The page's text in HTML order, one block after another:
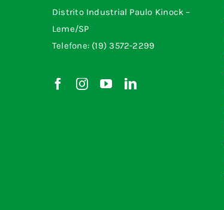
Distrito Industrial Paulo Kinock –
Leme/SP
Telefone: (19) 3572-2299